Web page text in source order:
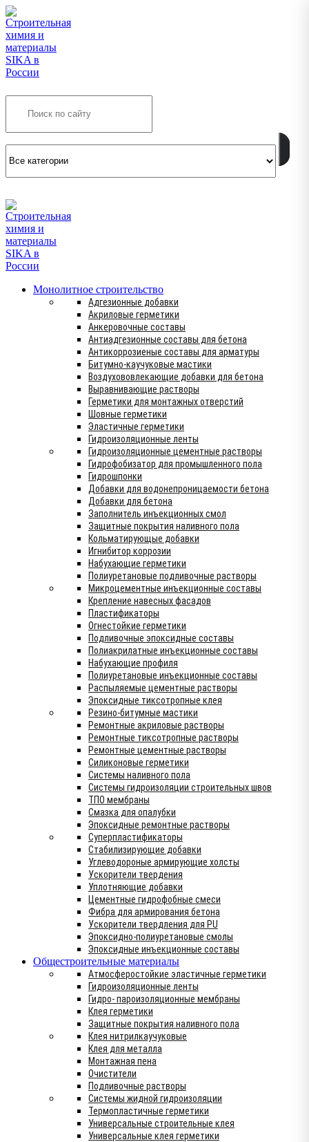
Монолитное строительство
Адгезионные добавки
Акриловые герметики
Анкеровочные составы
Антиадгезионные составы для бетона
Антикоррозиеные составы для арматуры
Битумно-каучуковые мастики
Воздухововлекающие добавки для бетона
Выравнивающие растворы
Герметики для монтажных отверстий
Шовные герметики
Эластичные герметики
Гидроизоляционные ленты
Гидроизоляционные цементные растворы
Гидрофобизатор для промышленного пола
Гидрошпонки
Добавки для водонепроницаемости бетона
Добавки для бетона
Заполнитель инъекционных смол
Защитные покрытия наливного пола
Кольматирующые добавки
Игнибитор коррозии
Набухающие герметики
Полиуретановые подливочные растворы
Микроцементные инъекционные составы
Крепление навесных фасадов
Пластификаторы
Огнестойкие герметики
Подливочные эпоксидные составы
Полиакрилатные инъекционные составы
Набухающие профиля
Полиуретановые инъекционные составы
Распыляемые цементные растворы
Эпоксидные тиксотропные клея
Резино-битумные мастики
Ремонтные акриловые растворы
Ремонтные тиксотропные растворы
Ремонтные цементные растворы
Силиконовые герметики
Системы наливного пола
Системы гидроизоляции строительных швов
ТПО мембраны
Смазка для опалубки
Эпоксидные ремонтные растворы
Суперпластификаторы
Стабилизирующие добавки
Углеводороные армирующие холсты
Ускорители твердения
Уплотняющие добавки
Цементные гидрофобные смеси
Фибра для армирования бетона
Ускорители твердления для PU
Эпоксидно-полиуретановые смолы
Эпоксидные инъекционные составы
Общестроительные материалы
Атмосферостойкие эластичные герметики
Гидроизоляционные ленты
Гидро- пароизоляционные мембраны
Клея герметики
Защитные покрытия наливного пола
Клея нитрилкаучуковые
Клея для металла
Монтажная пена
Очистители
Подливочные растворы
Системы жидной гидроизоляции
Термопластичные герметики
Универсальные строительные клея
Универсальные клея герметики